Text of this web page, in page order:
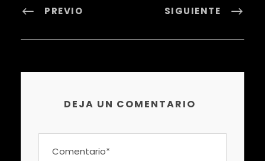
PREVIO SIGUIENTE
DEJA UN COMENTARIO